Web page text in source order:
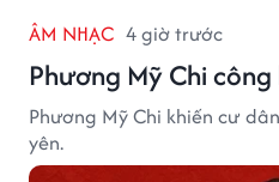
ÂM NHẠC 4 giờ trước
Phương Mỹ Chi công
Phương Mỹ Chi khiến cư
yên.